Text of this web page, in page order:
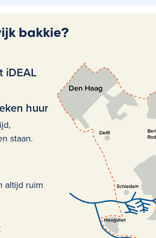
bakkie?
iDEAL
huur
staan.
altijd ruim